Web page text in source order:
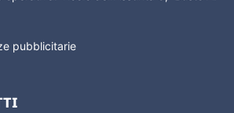
pubblicitarie